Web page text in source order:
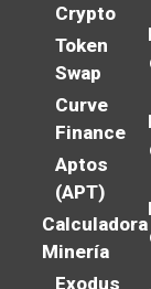
Crypto
Token
Swap
Curve
Finance
Aptos
(APT)
Calculadora
Minería
Exodus